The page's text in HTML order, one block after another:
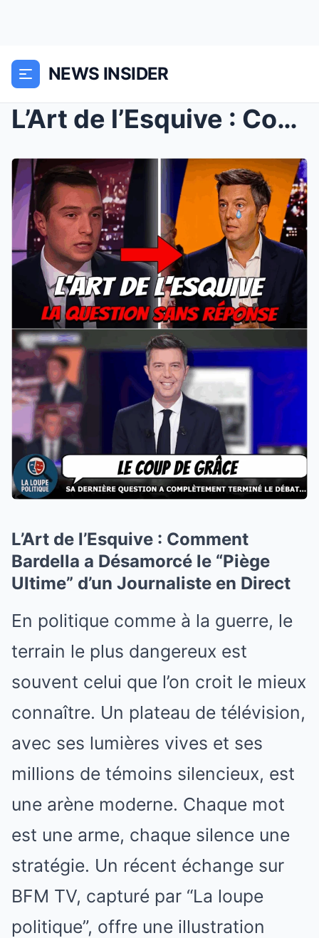
NEWS INSIDER
L’Art de l’Esquive : Comment Bardella ...
L’Art de l’Esquive : Comment
Bardella a Désamorcé le “Piège
Ultime” d’un Journaliste en Direct
En politique comme à la guerre, le
terrain le plus dangereux est
souvent celui que l’on croit le mieux
connaître. Un plateau de télévision,
avec ses lumières vives et ses
millions de témoins silencieux, est
une arène moderne. Chaque mot
est une arme, chaque silence une
stratégie. Un récent échange sur
BFM TV, capturé par “La loupe
politique”, offre une illustration